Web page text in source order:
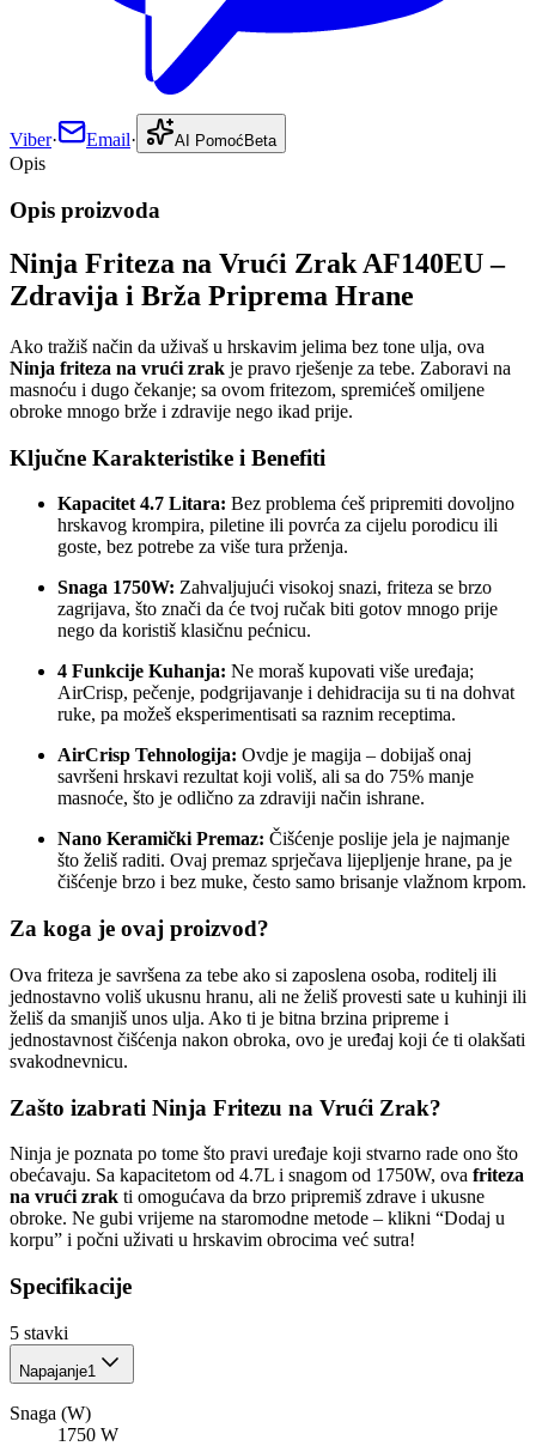
Viber· Email· AI Pomoć Beta
Opis
Opis proizvoda
Ninja Friteza na Vrući Zrak AF140EU –
Zdravija i Brža Priprema Hrane
Ako tražiš način da uživaš u hrskavim jelima bez tone ulja, ova
Ninja friteza na vrući zrak je pravo rješenje za tebe. Zaboravi na
masnoću i dugo čekanje; sa ovom fritezom, spremićeš omiljene
obroke mnogo brže i zdravije nego ikad prije.
Ključne Karakteristike i Benefiti
Kapacitet 4.7 Litara: Bez problema ćeš pripremiti dovoljno
hrskavog krompira, piletine ili povrća za cijelu porodicu ili
goste, bez potrebe za više tura prženja.
Snaga 1750W: Zahvaljujući visokoj snazi, friteza se brzo
zagrijava, što znači da će tvoj ručak biti gotov mnogo prije
nego da koristiš klasičnu pećnicu.
4 Funkcije Kuhanja: Ne moraš kupovati više uređaja;
AirCrisp, pečenje, podgrijavanje i dehidracija su ti na dohvat
ruke, pa možeš eksperimentisati sa raznim receptima.
AirCrisp Tehnologija: Ovdje je magija – dobijaš onaj
savršeni hrskavi rezultat koji voliš, ali sa do 75% manje
masnoće, što je odlično za zdraviji način ishrane.
Nano Keramički Premaz: Čišćenje poslije jela je najmanje
što želiš raditi. Ovaj premaz sprječava lijepljenje hrane, pa je
čišćenje brzo i bez muke, često samo brisanje vlažnom krpom.
Za koga je ovaj proizvod?
Ova friteza je savršena za tebe ako si zaposlena osoba, roditelj ili
jednostavno voliš ukusnu hranu, ali ne želiš provesti sate u kuhinji ili
želiš da smanjiš unos ulja. Ako ti je bitna brzina pripreme i
jednostavnost čišćenja nakon obroka, ovo je uređaj koji će ti olakšati
svakodnevnicu.
Zašto izabrati Ninja Fritezu na Vrući Zrak?
Ninja je poznata po tome što pravi uređaje koji stvarno rade ono što
obećavaju. Sa kapacitetom od 4.7L i snagom od 1750W, ova friteza
na vrući zrak ti omogućava da brzo pripremiš zdrave i ukusne
obroke. Ne gubi vrijeme na staromodne metode – klikni “Dodaj u
korpu” i počni uživati u hrskavim obrocima već sutra!
Specifikacije
5 stavki
Napajanje1
Snaga (W)
1750 W